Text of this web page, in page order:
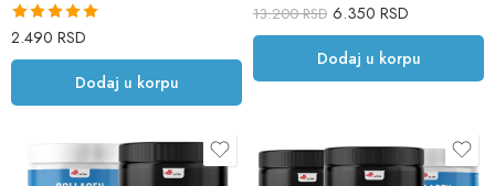
Ocenjeno sa
5.00od 5
2.490 RSD
Dodaj u korpu
13.200RSD 6.350 RSD
Dodaj u korpu